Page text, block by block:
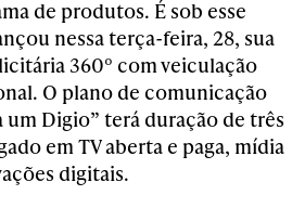
de produtos. É sob esse
nessa terça-feira, 28, sua
360º com veiculação
O plano de comunicação
um Digio” terá duração de três
em TV aberta e paga, mídia
digitais.